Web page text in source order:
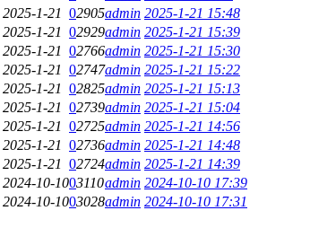
2025-1-21 02905admin 2025-1-21 15:48
2025-1-21 02929admin 2025-1-21 15:39
2025-1-21 02766admin 2025-1-21 15:30
2025-1-21 02747admin 2025-1-21 15:22
2025-1-21 02825admin 2025-1-21 15:13
2025-1-21 02739admin 2025-1-21 15:04
2025-1-21 02725admin 2025-1-21 14:56
2025-1-21 02736admin 2025-1-21 14:48
2025-1-21 02724admin 2025-1-21 14:39
2024-10-1003110admin 2024-10-10 17:39
2024-10-1003028admin 2024-10-10 17:31